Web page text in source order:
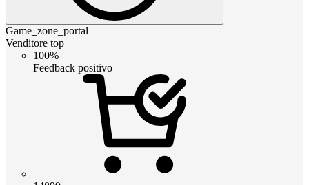
Game_zone_portal
Venditore top
100%
Feedback positivo